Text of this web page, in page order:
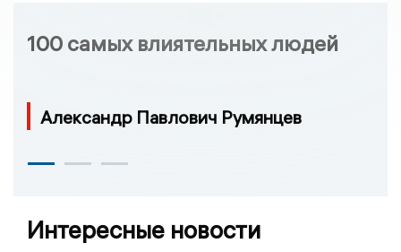
100 самых влиятельных людей
Александр Павлович Румянцев
Интересные новости